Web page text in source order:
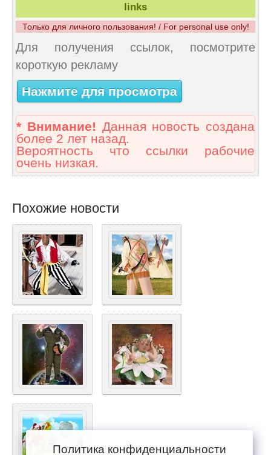
links
Только для личного пользования! / For personal use only!
Для получения ссылок, посмотрите
короткую рекламу
Нажмите для просмотра
* Внимание! Данная новость создана
более 2 лет назад.
Вероятность что ссылки рабочие
очень низкая.
Похожие новости
Политика конфиденциальности